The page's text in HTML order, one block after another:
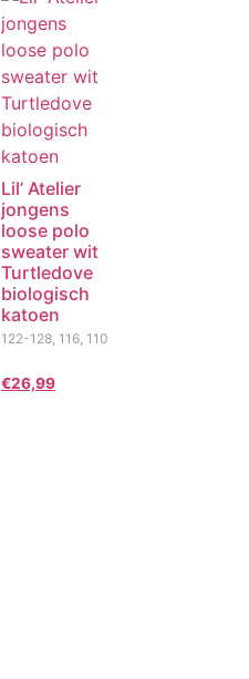
Lil’ Atelier
jongens
loose polo
sweater wit
Turtledove
biologisch
katoen
122-128, 116, 110
€26,99